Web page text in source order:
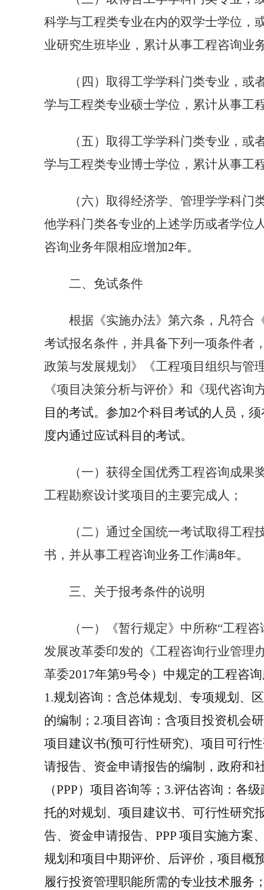
科学与工程类专业在内的双学士学位，
业研究生班毕业，累计从事工程咨询业
（四）取得工学学科门类专业，或
学与工程类专业硕士学位，累计从事工
（五）取得工学学科门类专业，或
学与工程类专业博士学位，累计从事工
（六）取得经济学、管理学学科门
他学科门类各专业的上述学历或者学位
咨询业务年限相应增加2年。
二、免试条件
根据《实施办法》第六条，凡符合
考试报名条件，并具备下列一项条件者
政策与发展规划》《工程项目组织与管
《项目决策分析与评价》和《现代咨询
目的考试。参加2个科目考试的人员，
度内通过应试科目的考试。
（一）获得全国优秀工程咨询成果
工程勘察设计奖项目的主要完成人；
（二）通过全国统一考试取得工程
书，并从事工程咨询业务工作满8年。
三、关于报考条件的说明
（一）《暂行规定》中所称“工程
发展改革委印发的《工程咨询行业管理
革委2017年第9号令）中规定的工程咨
1.规划咨询：含总体规划、专项规划、
的编制； 2.项目咨询：含项目投资机会
项目建议书(预可行性研究)、项目可行
请报告、资金申请报告的编制，政府和
（PPP）项目咨询等； 3.评估咨询：各
托的对规划、项目建议书、可行性研究
告、资金申请报告、 PPP 项目实施方案
规划和项目中期评价、后评价，项目概
履行投资管理职能所需的专业技术服务